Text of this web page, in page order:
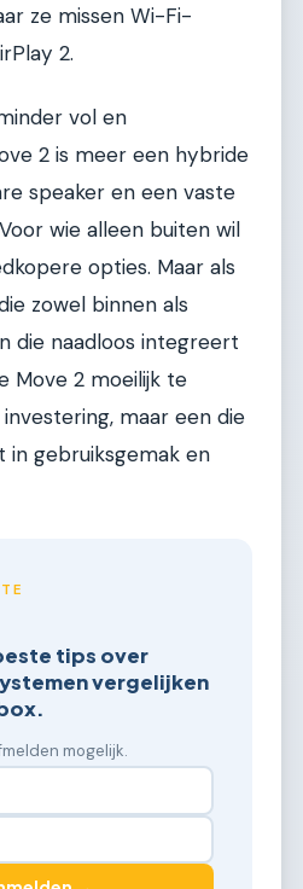
ze missen Wi-Fi-
2.
vol en
2 is meer een hybride
speaker en een vaste
wie alleen buiten wil
opties. Maar als
zowel binnen als
die naadloos integreert
Move 2 moeilijk te
maar een die
in gebruiksgemak en
tips over
vergelijken
mogelijk.